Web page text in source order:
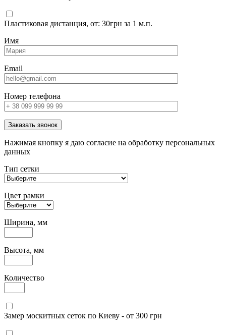
Пластиковая дистанция, от: 30грн за 1 м.п.
Имя
Email
Номер телефона
Заказать звонок
Нажимая кнопку я даю согласие на обработку персональных
данных
Тип сетки
Цвет рамки
Ширина, мм
Высота, мм
Количество
Замер москитных сеток по Киеву - от 300 грн